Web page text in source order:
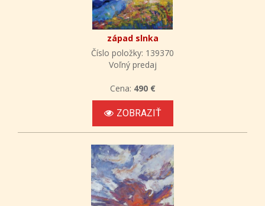
západ slnka
Číslo položky: 139370
Voľný predaj
Cena: 490 €
ZOBRAZIŤ